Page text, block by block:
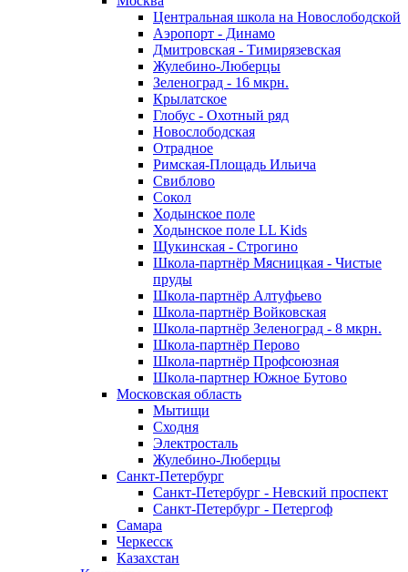
Центральная школа на Новослободской
Аэропорт - Динамо
Дмитровская - Тимирязевская
Жулебино-Люберцы
Зеленоград - 16 мкрн.
Крылатское
Глобус - Охотный ряд
Новослободская
Отрадное
Римская-Площадь Ильича
Свиблово
Сокол
Ходынское поле
Ходынское поле LL Kids
Щукинская - Строгино
Школа-партнёр Мясницкая - Чистые
пруды
Школа-партнёр Алтуфьево
Школа-партнёр Войковская
Школа-партнёр Зеленоград - 8 мкрн.
Школа-партнёр Перово
Школа-партнёр Профсоюзная
Школа-партнер Южное Бутово
Московская область
Мытищи
Сходня
Электросталь
Жулебино-Люберцы
Санкт-Петербург
Санкт-Петербург - Невский проспект
Санкт-Петербург - Петергоф
Самара
Черкесск
Казахстан